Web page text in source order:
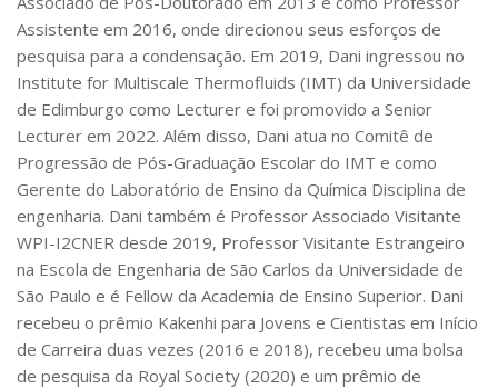
Assistente em 2016, onde direcionou seus esforços de
pesquisa para a condensação. Em 2019, Dani ingressou no
Institute for Multiscale Thermofluids (IMT) da Universidade
de Edimburgo como Lecturer e foi promovido a Senior
Lecturer em 2022. Além disso, Dani atua no Comitê de
Progressão de Pós-Graduação Escolar do IMT e como
Gerente do Laboratório de Ensino da Química Disciplina de
engenharia. Dani também é Professor Associado Visitante
WPI-I2CNER desde 2019, Professor Visitante Estrangeiro
na Escola de Engenharia de São Carlos da Universidade de
São Paulo e é Fellow da Academia de Ensino Superior. Dani
recebeu o prêmio Kakenhi para Jovens e Cientistas em Início
de Carreira duas vezes (2016 e 2018), recebeu uma bolsa
de pesquisa da Royal Society (2020) e um prêmio de